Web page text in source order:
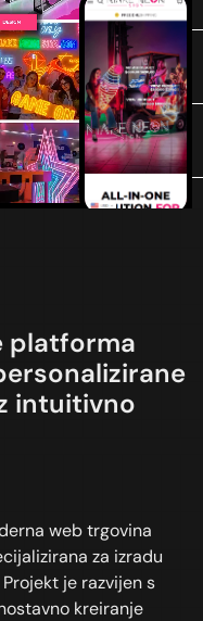
platforma
intuitivno
web trgovina
za izradu
je razvijen s
kreiranje